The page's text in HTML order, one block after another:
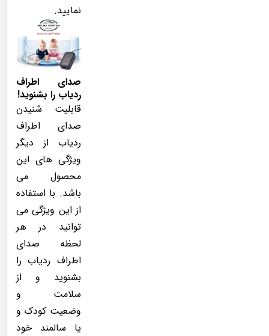
نمایید.
صدای اطراف
ردیاب را بشنوید!
قابلیت شنیدن
صدای اطراف
ردیاب از دیگر
ویژگی های این
محصول می
باشد. با استفاده
از این ویژگی می
توانید در هر
لحظه صدای
اطراف ردیاب را
بشنوید و از
سلامت و
وضعیت کودک و
یا سالمند خود